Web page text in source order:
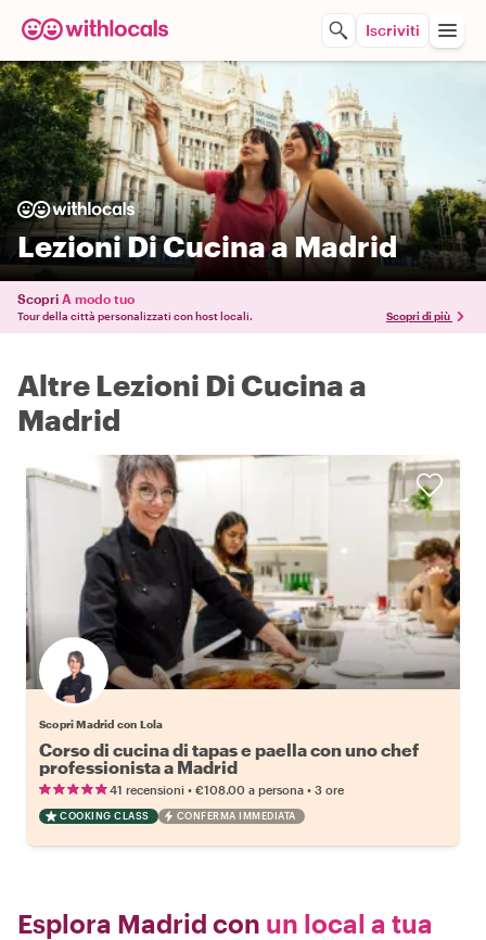
Iscriviti
Lezioni Di Cucina a Madrid
Scopri A modo tuo
Tour della città personalizzati con host locali. Scopri di più
Altre Lezioni Di Cucina a
Madrid
Scopri Madrid con Lola
Corso di cucina di tapas e paella con uno chef
professionista a Madrid
41 recensioni • €108.00 a persona • 3 ore
COOKING CLASS CONFERMA IMMEDIATA
Esplora Madrid con un local a tua